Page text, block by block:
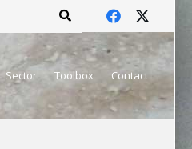
Sector Toolbox Contact